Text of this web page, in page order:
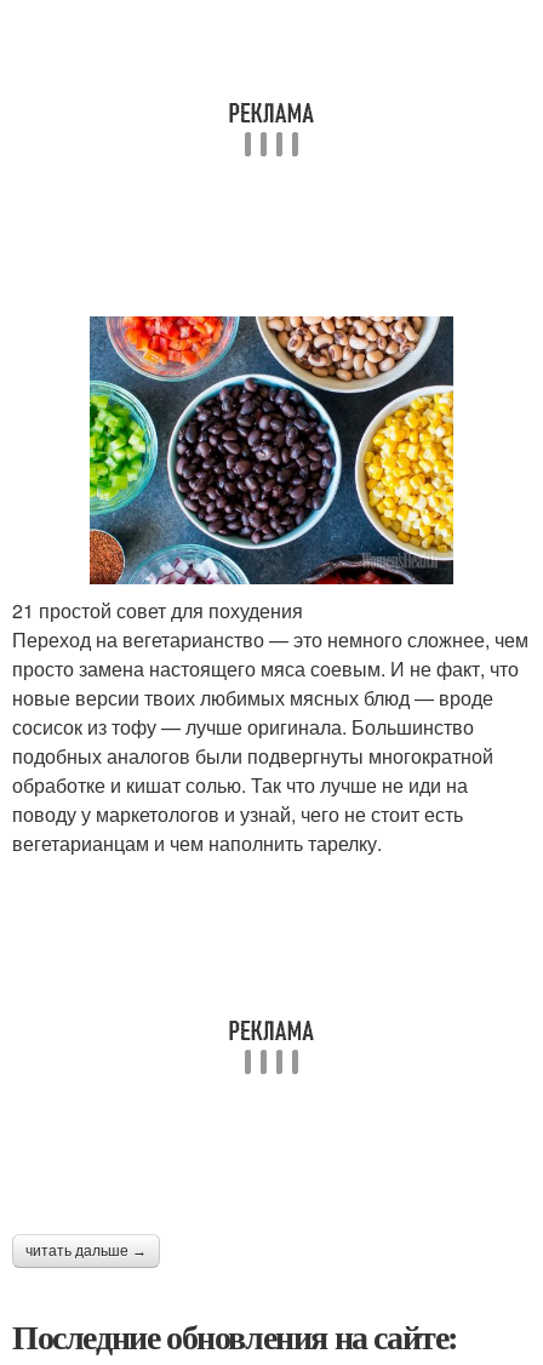
21 простой совет для похудения
Переход на вегетарианство — это немного сложнее, чем
просто замена настоящего мяса соевым. И не факт, что
новые версии твоих любимых мясных блюд — вроде
сосисок из тофу — лучше оригинала. Большинство
подобных аналогов были подвергнуты многократной
обработке и кишат солью. Так что лучше не иди на
поводу у маркетологов и узнай, чего не стоит есть
вегетарианцам и чем наполнить тарелку.
читать дальше →
Последние обновления на сайте: